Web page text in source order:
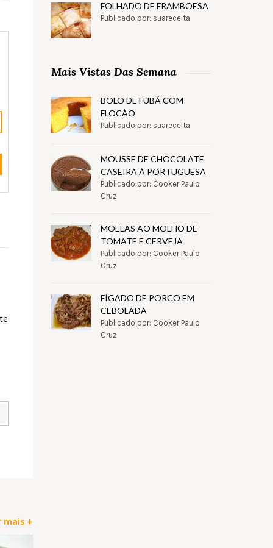
mais +
FOLHADO DE FRAMBOESA
Publicado por: suareceita
Mais Vistas Das Semana
BOLO DE FUBÁ COM
FLOCÃO
Publicado por: suareceita
MOUSSE DE CHOCOLATE
CASEIRA À PORTUGUESA
Publicado por: Cooker Paulo
Cruz
MOELAS AO MOLHO DE
TOMATE E CERVEJA
Publicado por: Cooker Paulo
Cruz
FÍGADO DE PORCO EM
CEBOLADA
Publicado por: Cooker Paulo
Cruz